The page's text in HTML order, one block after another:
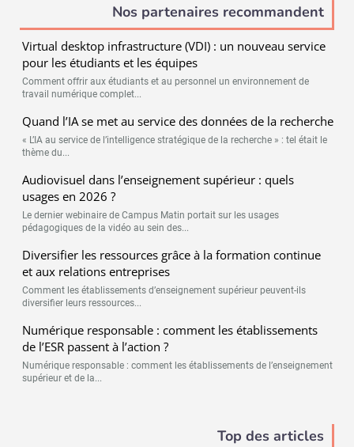
Nos partenaires recommandent
Virtual desktop infrastructure (VDI) : un nouveau service
pour les étudiants et les équipes
Comment offrir aux étudiants et au personnel un environnement de
travail numérique complet...
Quand l’IA se met au service des données de la recherche
« L’IA au service de l’intelligence stratégique de la recherche » : tel était le
thème du...
Audiovisuel dans l’enseignement supérieur : quels
usages en 2026 ?
Le dernier webinaire de Campus Matin portait sur les usages
pédagogiques de la vidéo au sein des...
Diversifier les ressources grâce à la formation continue
et aux relations entreprises
Comment les établissements d’enseignement supérieur peuvent-ils
diversifier leurs ressources...
Numérique responsable : comment les établissements
de l’ESR passent à l’action ?
Numérique responsable : comment les établissements de l’enseignement
supérieur et de la...
Top des articles